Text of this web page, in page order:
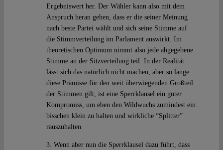
Ergebniswert her. Der Wähler kann also mit dem
Anspruch heran gehen, dass er die seiner Meinung
nach beste Partei wählt und sich seine Stimme auf
die Stimmverteilung im Parlament auswirkt. Im
theoretischen Optimum nimmt also jede abgegebene
Stimme an der Sitzverteilung teil. In der Realität
lässt sich das natürlich nicht machen, aber so lange
diese Prämisse für den weit überwiegenden Großteil
der Stimmen gilt, ist eine Sperrklausel ein guter
Kompromiss, um eben den Wildwuchs zumindest ein
bisschen klein zu halten und wirkliche “Splitter”
rauszuhalten.
3. Wenn aber nun die Sperrklausel dazu führt, dass